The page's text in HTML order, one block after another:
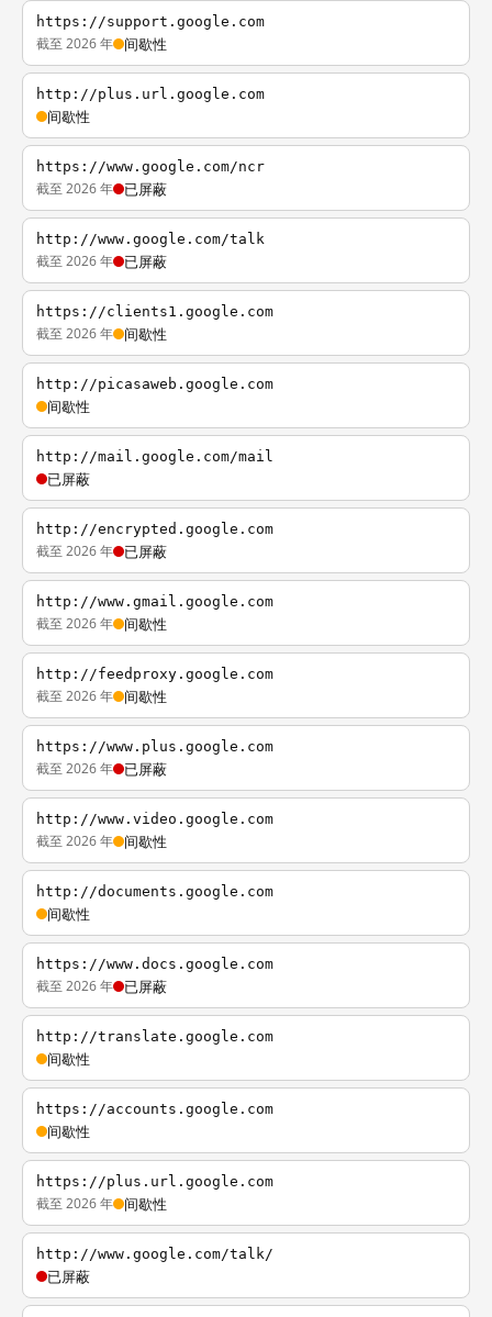
https://support.google.com
截至 2026 年 间歇性
http://plus.url.google.com
间歇性
https://www.google.com/ncr
截至 2026 年 已屏蔽
http://www.google.com/talk
截至 2026 年 已屏蔽
https://clients1.google.com
截至 2026 年 间歇性
http://picasaweb.google.com
间歇性
http://mail.google.com/mail
已屏蔽
http://encrypted.google.com
截至 2026 年 已屏蔽
http://www.gmail.google.com
截至 2026 年 间歇性
http://feedproxy.google.com
截至 2026 年 间歇性
https://www.plus.google.com
截至 2026 年 已屏蔽
http://www.video.google.com
截至 2026 年 间歇性
http://documents.google.com
间歇性
https://www.docs.google.com
截至 2026 年 已屏蔽
http://translate.google.com
间歇性
https://accounts.google.com
间歇性
https://plus.url.google.com
截至 2026 年 间歇性
http://www.google.com/talk/
已屏蔽